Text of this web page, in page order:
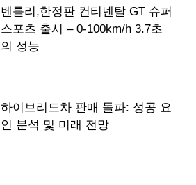
벤틀리,한정판 컨티넨탈 GT 슈퍼
스포츠 출시 – 0-100km/h 3.7초
의 성능
하이브리드차 판매 돌파: 성공 요
인 분석 및 미래 전망